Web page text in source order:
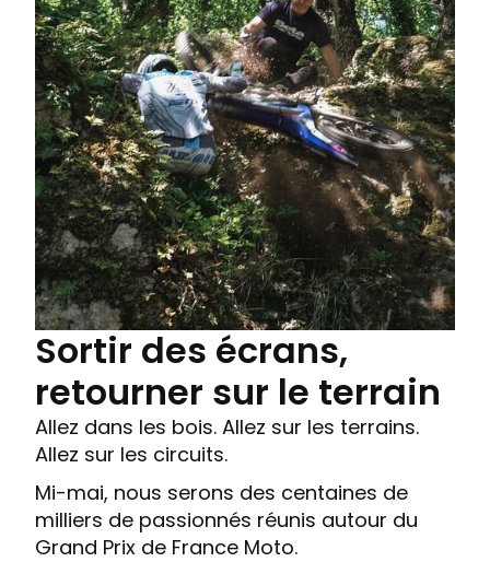
Sortir des écrans,
retourner sur le terrain
Allez dans les bois. Allez sur les terrains.
Allez sur les circuits.
Mi-mai, nous serons des centaines de
milliers de passionnés réunis autour du
Grand Prix de France Moto.